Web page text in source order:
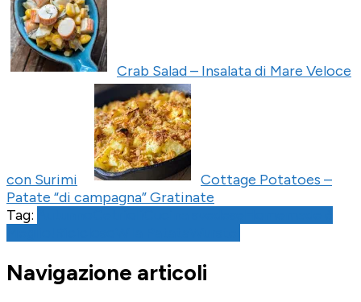
Crab Salad – Insalata di Mare Veloce
con Surimi
Cottage Potatoes –
Patate “di campagna” Gratinate
Tag:
Navigazione articoli